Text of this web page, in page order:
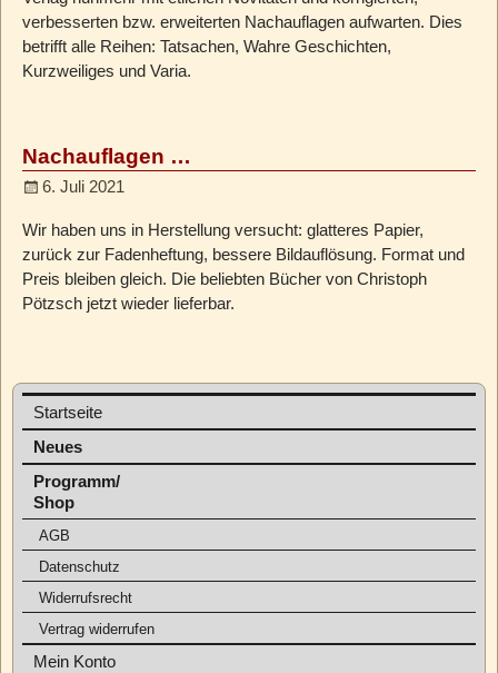
verbesserten bzw. erweiterten Nachauflagen aufwarten. Dies
betrifft alle Reihen: Tatsachen, Wahre Geschichten,
Kurzweiliges und Varia.
Nachauflagen …
6. Juli 2021
Wir haben uns in Herstellung versucht: glatteres Papier,
zurück zur Fadenheftung, bessere Bildauflösung. Format und
Preis bleiben gleich. Die beliebten Bücher von Christoph
Pötzsch jetzt wieder lieferbar.
Startseite
Neues
Programm/
Shop
AGB
Datenschutz
Widerrufsrecht
Vertrag widerrufen
Mein Konto